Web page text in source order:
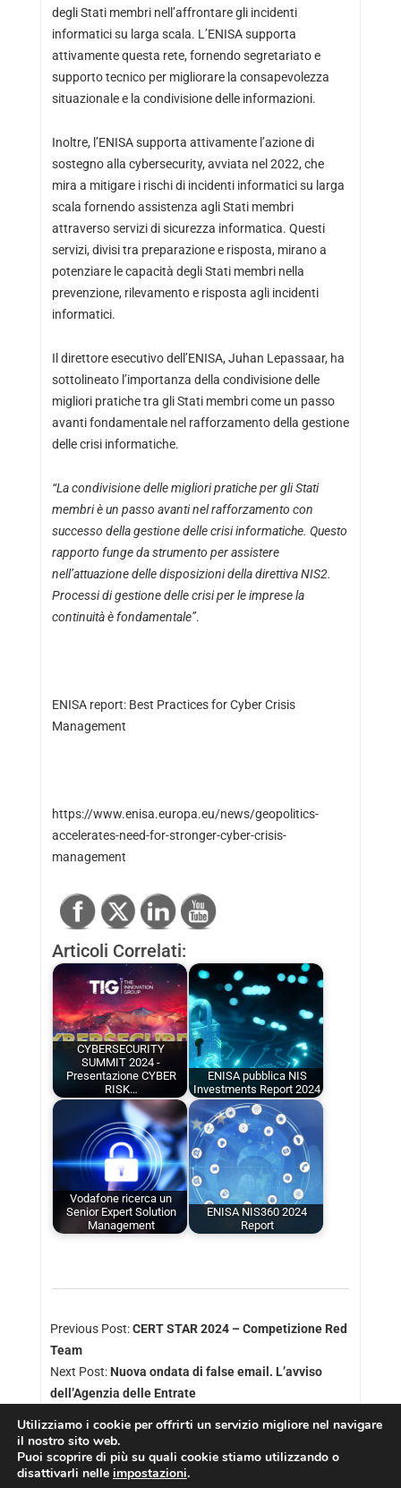
degli Stati membri nell’affrontare gli incidenti
informatici su larga scala. L’ENISA supporta
attivamente questa rete, fornendo segretariato e
supporto tecnico per migliorare la consapevolezza
situazionale e la condivisione delle informazioni.
Inoltre, l’ENISA supporta attivamente l’azione di
sostegno alla cybersecurity, avviata nel 2022, che
mira a mitigare i rischi di incidenti informatici su larga
scala fornendo assistenza agli Stati membri
attraverso servizi di sicurezza informatica. Questi
servizi, divisi tra preparazione e risposta, mirano a
potenziare le capacità degli Stati membri nella
prevenzione, rilevamento e risposta agli incidenti
informatici.
Il direttore esecutivo dell’ENISA, Juhan Lepassaar, ha
sottolineato l’importanza della condivisione delle
migliori pratiche tra gli Stati membri come un passo
avanti fondamentale nel rafforzamento della gestione
delle crisi informatiche.
“La condivisione delle migliori pratiche per gli Stati
membri è un passo avanti nel rafforzamento con
successo della gestione delle crisi informatiche. Questo
rapporto funge da strumento per assistere
nell’attuazione delle disposizioni della direttiva NIS2.
Processi di gestione delle crisi per le imprese la
continuità è fondamentale”.
ENISA report: Best Practices for Cyber Crisis
Management
https://www.enisa.europa.eu/news/geopolitics-
accelerates-need-for-stronger-cyber-crisis-
management
Articoli Correlati:
CYBERSECURITY
SUMMIT 2024 -
Presentazione CYBER
RISK…
ENISA pubblica NIS
Investments Report 2024
Vodafone ricerca un
Senior Expert Solution
Management
ENISA NIS360 2024
Report
Previous Post:CERT STAR 2024 – Competizione Red
Team
Next Post: Nuova ondata di false email. L’avviso
dell’Agenzia delle Entrate
Utilizziamo i cookie per offrirti un servizio migliore nel navigare
il nostro sito web.
Puoi scoprire di più su quali cookie stiamo utilizzando o
disattivarli nelle impostazioni.